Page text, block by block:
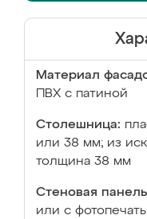
Материал
ПВХ с патиной
Столешница:
или 38 мм; из
толщина 38 мм
Стеновая
или с